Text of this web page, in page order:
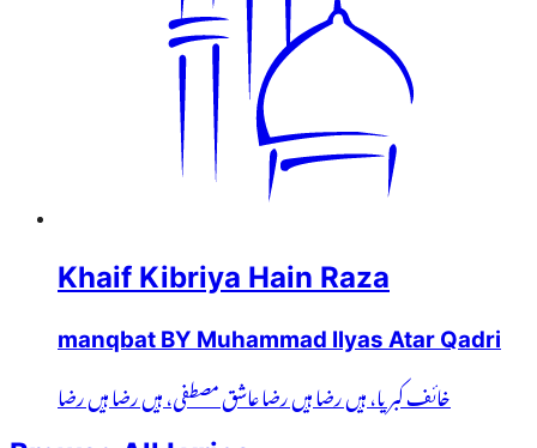
Khaif Kibriya Hain Raza
manqbat BY Muhammad Ilyas Atar Qadri
خائف کبریا، ہیں رضا ہیں رضا عاشق مصطفی، ہیں رضا ہیں رضا